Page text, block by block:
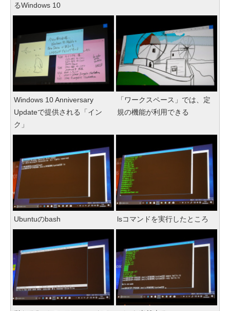
るWindows 10
Windows 10 Anniversary
Updateで提供される「イン
ク」
「ワークスペース」では、定
規の機能が利用できる
Ubuntuのbash lsコマンドを実行したところ